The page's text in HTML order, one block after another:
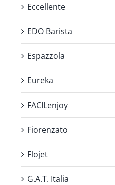
Eccellente
EDO Barista
Espazzola
Eureka
FACILenjoy
Fiorenzato
Flojet
G.A.T. Italia